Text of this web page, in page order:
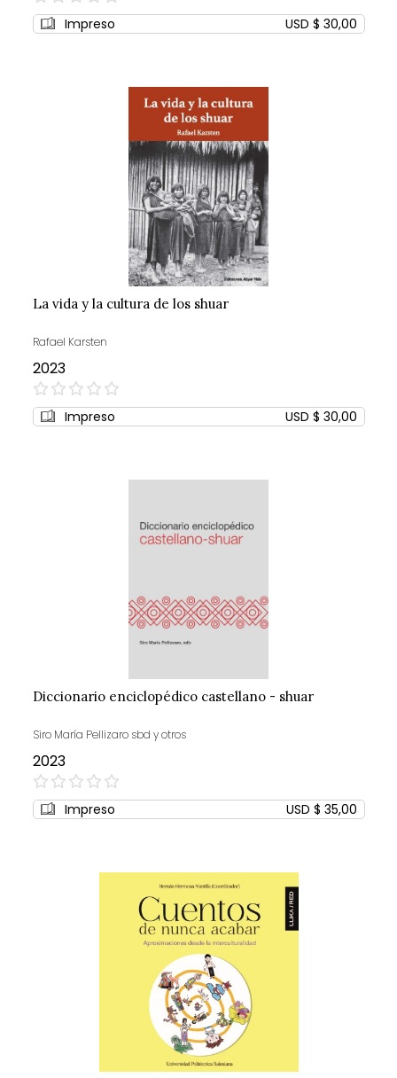
0%
Impreso USD $ 30,00
La vida y la cultura de los shuar
Rafael Karsten
2023
0%
Impreso USD $ 30,00
Diccionario enciclopédico castellano - shuar
Siro María Pellizaro sbd y otros
2023
0%
Impreso USD $ 35,00